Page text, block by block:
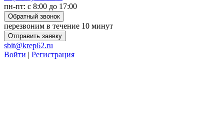
пн-пт: с 8:00 до 17:00
Обратный звонок
перезвоним в течение 10 минут
Отправить заявку
sbit@krep62.ru
Войти | Регистрация